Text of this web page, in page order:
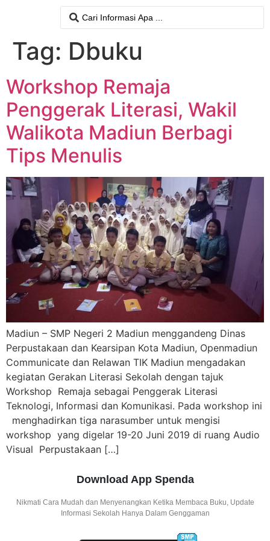
Tag: Dbuku
Workshop Remaja
Penggerak Literasi, Wakil
Walikota Madiun Berbagi
Tips Menulis
Madiun – SMP Negeri 2 Madiun menggandeng Dinas
Perpustakaan dan Kearsipan Kota Madiun, Openmadiun
Communicate dan Relawan TIK Madiun mengadakan
kegiatan Gerakan Literasi Sekolah dengan tajuk
Workshop Remaja sebagai Penggerak Literasi
Teknologi, Informasi dan Komunikasi. Pada workshop ini
menghadirkan tiga narasumber untuk mengisi
workshop yang digelar 19-20 Juni 2019 di ruang Audio
Visual Perpustakaan […]
Download App Spenda
Nikmati Cara Mudah dan Menyenangkan Ketika Membaca Buku, Update
Informasi Sekolah Hanya Dalam Genggaman